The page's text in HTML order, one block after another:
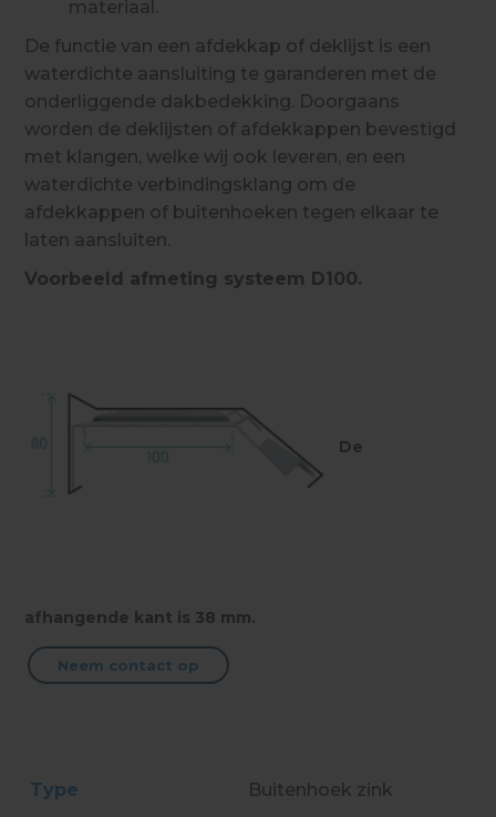
materiaal.
De functie van een afdekkap of deklijst is een
waterdichte aansluiting te garanderen met de
onderliggende dakbedekking. Doorgaans
worden de deklijsten of afdekkappen bevestigd
met klangen, welke wij ook leveren, en een
waterdichte verbindingsklang om de
afdekkappen of buitenhoeken tegen elkaar te
laten aansluiten.
Voorbeeld afmeting systeem D100.
De
afhangende kant is 38 mm.
Neem contact op
Type
Buitenhoek zink